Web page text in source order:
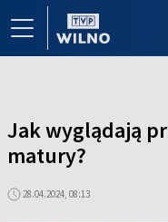
Jak wyglądają
matury?
28.04.2024, 08:13